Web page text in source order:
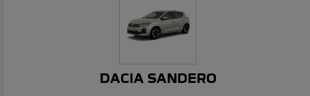
DACIA SANDERO